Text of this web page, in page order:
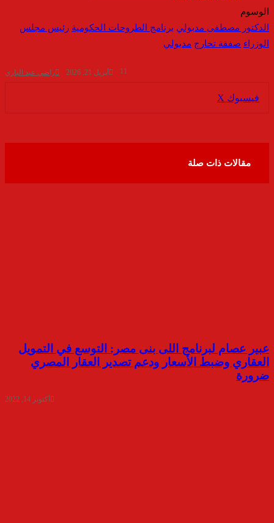
الوسوم
الدكتور مصطفى مدبولي برنامج الطروحات الحكومية رئيس مجلس
الوزراء صفقة تخارج مدبولي
راضي عبد الباري أبريل 21, 2026 11
فيسبوك ‫X
مقالات ذات صلة
عبير عصام لبرنامج اللى بنى مصر: التوسع في التمويل
العقاري وضبط الأسعار ودعم تصدير العقار المصري
ضرورة
أكتوبر 14, 2022